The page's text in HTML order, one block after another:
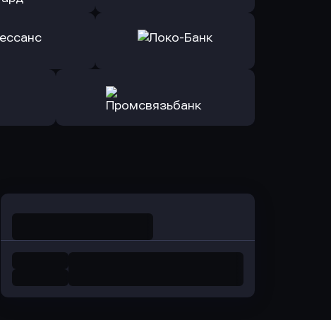
заявку
Авангард
Оправить заявку
заявку
в Локо-Банк